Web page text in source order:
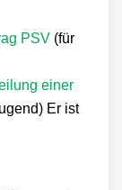
PSV (für
einer
Er ist